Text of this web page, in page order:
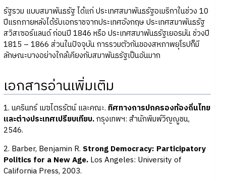
รัฐรวม แบบสมาพันธรัฐ ได้แก่ ประเทศสมาพันธรัฐอเมริกาในช่วง 10
ปีแรกภายหลังได้รับเอกราชจากประเทศอังกฤษ ประเทศสมาพันธรัฐ
สวิสเซอร์แลนด์ ก่อนปี 1846 หรือ ประเทศสมาพันธรัฐเยอรมัน ช่วงปี
1815 – 1866 ส่วนในปัจจุบัน การรวมตัวกันของสหภาพยุโรปก็มี
ลักษณะบางอย่างใกล้เคียงกับสมาพันธรัฐเป็นอันมาก
เอกสารอ่านเพิ่มเติม
1. นครินทร์ เมฆไตรรัตน์ และคณะ. ทิศทางการปกครองท้องถิ่นไทย
และต่างประเทศเปรียบเทียบ.กรุงเทพฯ: สำนักพิมพ์วิญญูชน,
2546.
2. Barber, Benjamin R. Strong Democracy: Participatory
Politics for a New Age.Los Angeles: University of
California Press, 2003.